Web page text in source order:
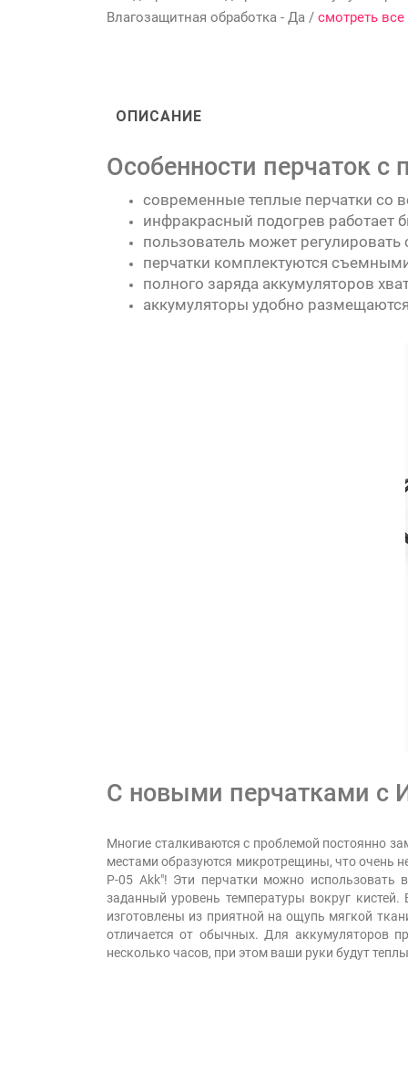
Влагозащитная обработка - Да / смотреть все
ОПИСАНИЕ
Особенности перчаток с
современные теплые перчатки со
инфракрасный подогрев работает
пользователь может регулировать
перчатки комплектуются
полного заряда аккумуляторов
аккумуляторы удобно
С новыми перчатками с
Многие сталкиваются с проблемой постоянно
местами образуются микротрещины, что очень
P-05 Akk"! Эти перчатки можно
заданный уровень температуры вокруг
изготовлены из приятной на ощупь мягкой
отличается от обычных. Для аккумуляторов
несколько часов, при этом ваши руки будут